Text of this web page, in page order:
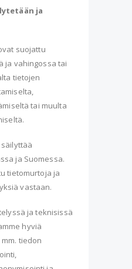
ja
suojattu
ja vahingossa tai
tietojen
tai muulta
säilyttää
ja Suomessa.
tietomurtoja ja
vastaan.
ja teknisissä
hyviä
tiedon